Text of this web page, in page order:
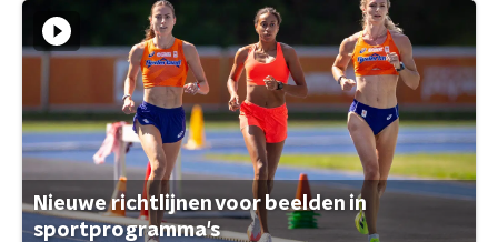
Nieuwe richtlijnen voor beelden in
sportprogramma's